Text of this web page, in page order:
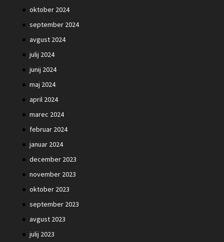
oktober 2024
september 2024
avgust 2024
julij 2024
junij 2024
maj 2024
april 2024
marec 2024
februar 2024
januar 2024
december 2023
november 2023
oktober 2023
september 2023
avgust 2023
julij 2023